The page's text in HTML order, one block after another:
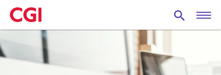
Skip
to
main